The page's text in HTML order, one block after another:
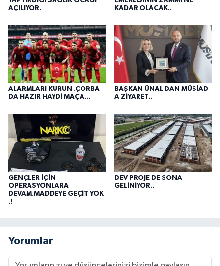
AÇILIYOR.
KADAR OLACAK..
ALARMLARI KURUN .ÇORBA
DA HAZIR HAYDİ MAÇA...
BAŞKAN ÜNAL DAN MÜSİAD
A ZİYARET..
GENÇLER İÇİN
OPERASYONLARA
DEVAM.MADDEYE GEÇİT YOK
.!
DEV PROJE DE SONA
GELİNİYOR..
Yorumlar